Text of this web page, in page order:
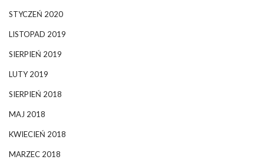
STYCZEŃ 2020
LISTOPAD 2019
SIERPIEŃ 2019
LUTY 2019
SIERPIEŃ 2018
MAJ 2018
KWIECIEŃ 2018
MARZEC 2018